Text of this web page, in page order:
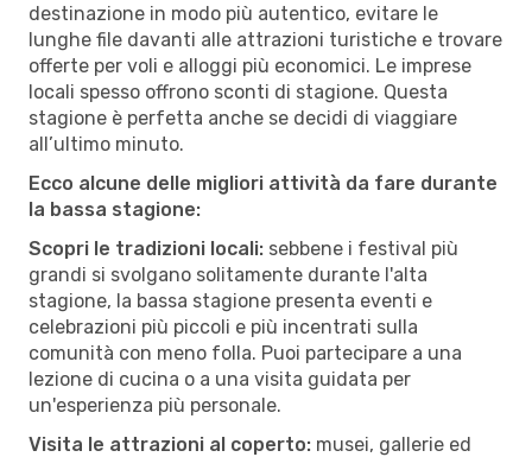
destinazione in modo più autentico, evitare le
lunghe file davanti alle attrazioni turistiche e trovare
offerte per voli e alloggi più economici. Le imprese
locali spesso offrono sconti di stagione. Questa
stagione è perfetta anche se decidi di viaggiare
all’ultimo minuto.
Ecco alcune delle migliori attività da fare durante
la bassa stagione:
Scopri le tradizioni locali: sebbene i festival più
grandi si svolgano solitamente durante l'alta
stagione, la bassa stagione presenta eventi e
celebrazioni più piccoli e più incentrati sulla
comunità con meno folla. Puoi partecipare a una
lezione di cucina o a una visita guidata per
un'esperienza più personale.
Visita le attrazioni al coperto: musei, gallerie ed